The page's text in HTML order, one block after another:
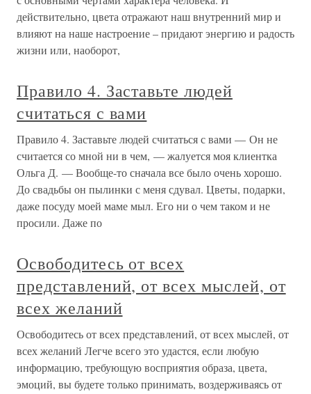
действительно, цвета отражают наш внутренний мир и
влияют на наше настроение – придают энергию и радость
жизни или, наоборот,
Правило 4. Заставьте людей
считаться с вами
Правило 4. Заставьте людей считаться с вами — Он не
считается со мной ни в чем, — жалуется моя клиентка
Ольга Д. — Вообще-то сначала все было очень хорошо.
До свадьбы он пылинки с меня сдувал. Цветы, подарки,
даже посуду моей маме мыл. Его ни о чем таком и не
просили. Даже по
Освободитесь от всех
представлений, от всех мыслей, от
всех желаний
Освободитесь от всех представлений, от всех мыслей, от
всех желаний Легче всего это удастся, если любую
информацию, требующую восприятия образа, цвета,
эмоций, вы будете только принимать, воздерживаясь от